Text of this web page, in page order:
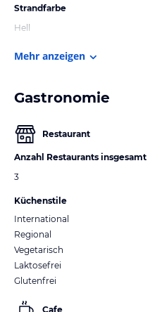
Strandfarbe
Hell
Mehr anzeigen
Gastronomie
Restaurant
Anzahl Restaurants insgesamt
3
Küchenstile
International
Regional
Vegetarisch
Laktosefrei
Glutenfrei
Cafe